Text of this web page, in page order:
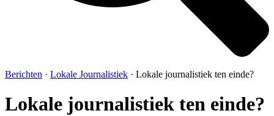
Berichten · Lokale Journalistiek · Lokale journalistiek ten einde?
Lokale journalistiek ten einde?